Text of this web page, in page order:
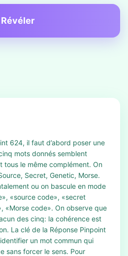
Révéler
624, il faut d’abord poser une
mots donnés semblent
tous le même complément. On
Secret, Genetic, Morse.
ou on bascule en mode
«source code», «secret
«Morse code». On observe que
des cinq: la cohérence est
La clé de la Réponse Pinpoint
un mot commun qui
sans forcer le sens. Pour